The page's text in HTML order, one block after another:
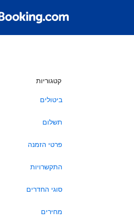
קטגוריות
ביטולים
תשלום
פרטי הזמנה
התקשרויות
סוגי החדרים
מחירים